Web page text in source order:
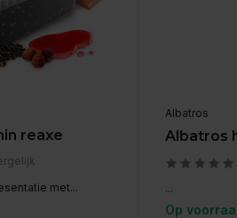
reaxe
met...
Albatros
Albatros
...
Op